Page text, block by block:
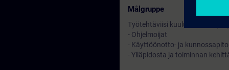
Målgruppe
Työtehtäviisi kuuluu SCADA
- Ohjelmoijat
- Käyttöönotto- ja
- Ylläpidosta ja toiminnan